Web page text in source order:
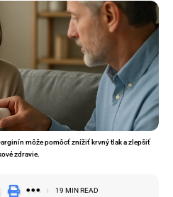
môže pomôcť znížiť krvný tlak a zlepšiť
zdravie.
19 MIN READ